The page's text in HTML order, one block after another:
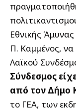
Εθνικής
Π. Καμμένος,
Λαϊκού
Σύνδεσμος
από τον Δήμο
το ΓΕΑ, των